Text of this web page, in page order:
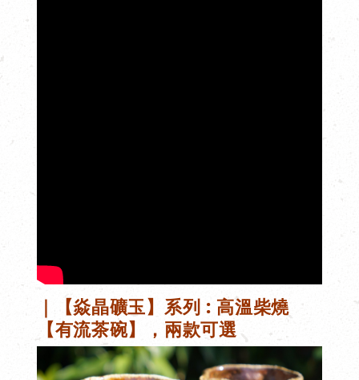
｜【焱晶礦玉】系列 : 高溫柴燒
【有流茶碗】，兩款可選